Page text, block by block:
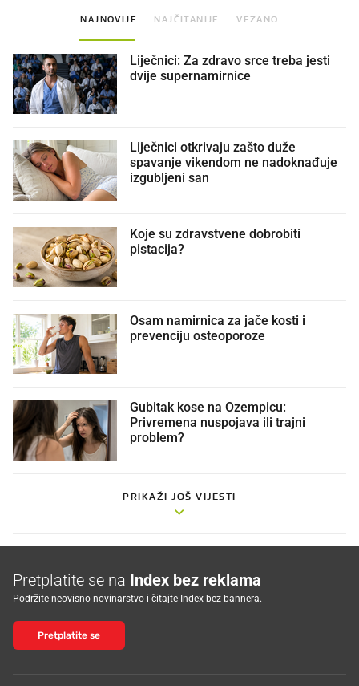
NAJNOVIJE NAJČITANIJE VEZANO
Liječnici: Za zdravo srce treba jesti
dvije supernamirnice
Liječnici otkrivaju zašto duže
spavanje vikendom ne nadoknađuje
izgubljeni san
Koje su zdravstvene dobrobiti
pistacija?
Osam namirnica za jače kosti i
prevenciju osteoporoze
Gubitak kose na Ozempicu:
Privremena nuspojava ili trajni
problem?
PRIKAŽI JOŠ VIJESTI
Pretplatite se na Index bez reklama
Podržite neovisno novinarstvo i čitajte Index bez bannera.
Pretplatite se